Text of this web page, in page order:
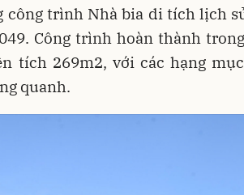
công trình Nhà bia di tích lịch
Công trình hoàn thành
tích 269m2, với các hạng
quanh.